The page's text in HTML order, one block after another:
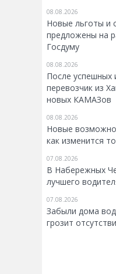
08.08.2026
Новые льготы и
предложены на
Госдуму
08.08.2026
После успешных
перевозчик из
новых КАМАЗов
08.08.2026
Новые
как изменится
07.08.2026
В Набережных
лучшего
07.08.2026
Забыли дома
грозит